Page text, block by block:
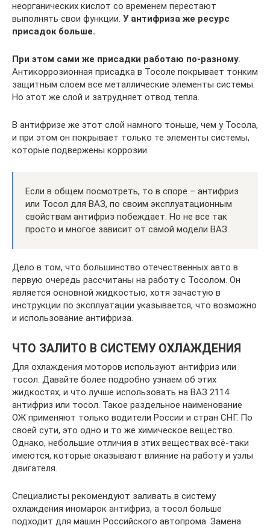
неорганических кислот со временем перестают
выполнять свои функции. У антифриза же ресурс
присадок больше.
При этом сами же присадки работаю по-разному.
Антикоррозионная присадка в Тосоле покрывает тонким
защитным слоем все металлические элементы системы.
Но этот же слой и затрудняет отвод тепла.
В антифризе же этот слой намного тоньше, чем у Тосола,
и при этом он покрывает только те элементы системы,
которые подвержены коррозии.
Если в общем посмотреть, то в споре – антифриз
или Тосол для ВАЗ, по своим эксплуатационным
свойствам антифриз побеждает. Но не все так
просто и многое зависит от самой модели ВАЗ.
Дело в том, что большинство отечественных авто в
первую очередь рассчитаны на работу с Тосолом. Он
является основной жидкостью, хотя зачастую в
инструкции по эксплуатации указывается, что возможно
и использование антифриза.
ЧТО ЗАЛИТО В СИСТЕМУ ОХЛАЖДЕНИЯ
Для охлаждения моторов используют антифриз или
тосол. Давайте более подробно узнаем об этих
жидкостях, и что лучше использовать на ВАЗ 2114
антифриз или тосол. Такое раздельное наименование
ОЖ применяют только водители России и стран СНГ. По
своей сути, это одно и то же химическое вещество.
Однако, небольшие отличия в этих веществах всё-таки
имеются, которые оказывают влияние на работу и узлы
двигателя.
Специалисты рекомендуют заливать в систему
охлаждения иномарок антифриз, а тосол больше
подходит для машин Российского автопрома. Замена